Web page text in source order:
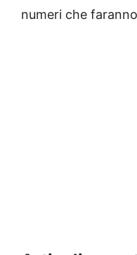
numeri che